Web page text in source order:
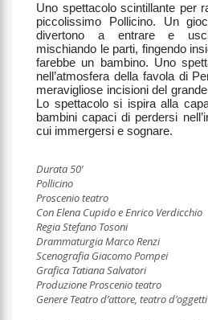
Uno spettacolo scintillante per
piccolissimo Pollicino. Un
divertono a entrare e
mischiando le parti, fingendo
farebbe un bambino. Uno
nell’atmosfera della favola di
meravigliose incisioni del
Lo spettacolo si ispira alla
bambini capaci di perdersi
cui immergersi e sognare.
Durata 50’
Pollicino
Proscenio teatro
Con Elena Cupido e Enrico Verdicchio
Regia Stefano Tosoni
Drammaturgia Marco Renzi
Scenografia Giacomo Pompei
Grafica Tatiana Salvatori
Produzione Proscenio teatro
Genere Teatro d’attore, teatro d’oggetti